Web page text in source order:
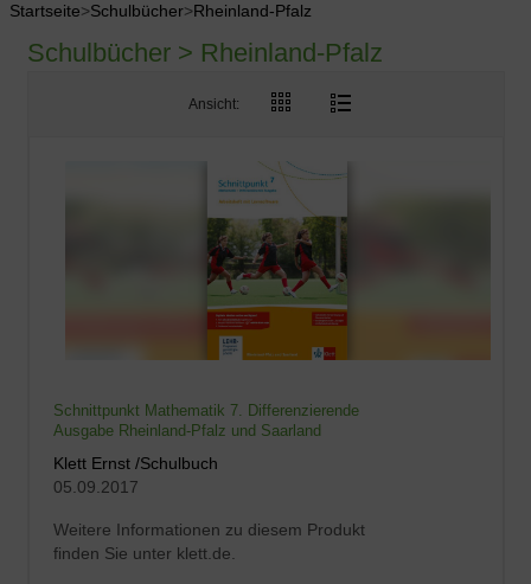
Startseite>Schulbücher>Rheinland-Pfalz
Schulbücher > Rheinland-Pfalz
Ansicht:
Schnittpunkt Mathematik 7. Differenzierende
Ausgabe Rheinland-Pfalz und Saarland
Klett Ernst /Schulbuch
05.09.2017
Weitere Informationen zu diesem Produkt
finden Sie unter klett.de.